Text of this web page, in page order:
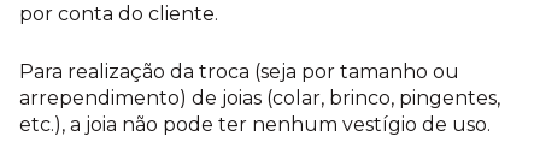
por conta do cliente.
Para realização da troca (seja por tamanho ou
arrependimento) de joias (colar, brinco, pingentes,
etc.), a joia não pode ter nenhum vestígio de uso.